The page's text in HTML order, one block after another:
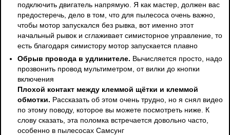
подключить двигатель напрямую. Я как мастер, должен вас
предостеречь, дело в том, что для пылесоса очень важно,
чтобы мотор запускался без рывка, вот именно этот
начальный рывок и сглаживает симисторное управление, то
есть благодаря симистору мотор запускается плавно
Обрыв провода в удлинителе. Вычисляется просто, надо
прозвонить провод мультиметром, от вилки до кнопки
включения
Плохой контакт между клеммой щётки и клеммой
обмотки. Рассказать об этом очень трудно, но я снял видео
по этому поводу, которое вы можете посмотреть ниже. К
слову сказать, эта поломка встречается довольно часто,
особенно в пылесосах Самсунг